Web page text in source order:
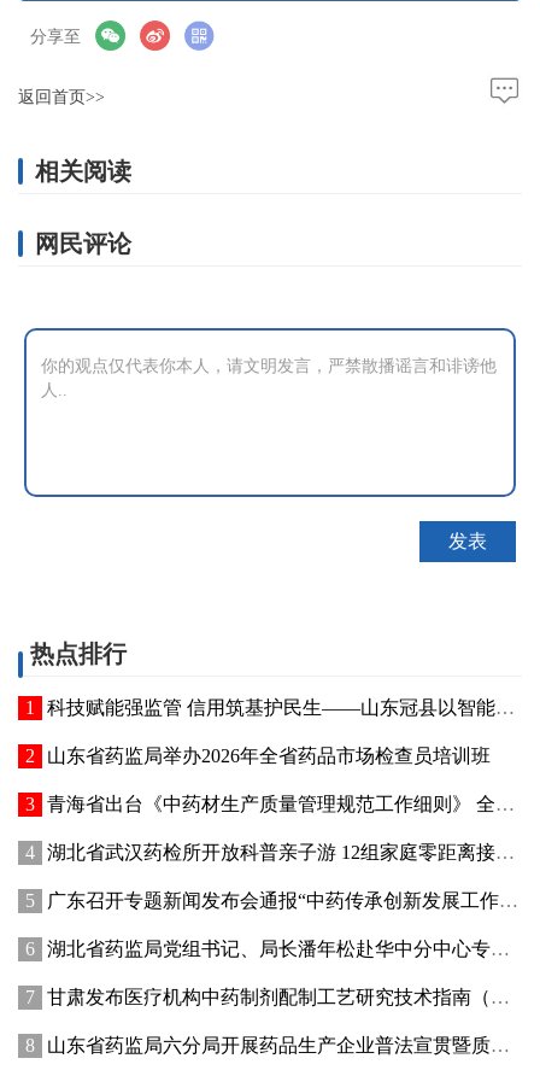
分享至
返回首页>>
相关阅读
网民评论
热点排行
科技赋能强监管 信用筑基护民生——山东冠县以智能管控提质“两定机构”医保服务能力
山东省药监局举办2026年全省药品市场检查员培训班
青海省出台《中药材生产质量管理规范工作细则》 全面强化中药材质量源头管控
湖北省武汉药检所开放科普亲子游 12组家庭零距离接触药品检验
广东召开专题新闻发布会通报“中药传承创新发展工作成效”
湖北省药监局党组书记、局长潘年松赴华中分中心专题调研全面从严治党工作 强调以高质量党建引领药监事业行稳致远
甘肃发布医疗机构中药制剂配制工艺研究技术指南（试行）
山东省药监局六分局开展药品生产企业普法宣贯暨质量管理提升座谈交流活动